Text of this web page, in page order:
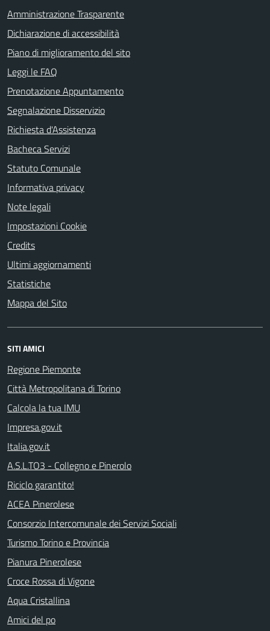
Amministrazione Trasparente
Dichiarazione di accessibilità
Piano di miglioramento del sito
Leggi le FAQ
Prenotazione Appuntamento
Segnalazione Disservizio
Richiesta d'Assistenza
Bacheca Servizi
Statuto Comunale
Informativa privacy
Note legali
Impostazioni Cookie
Credits
Ultimi aggiornamenti
Statistiche
Mappa del Sito
SITI AMICI
Regione Piemonte
Città Metropolitana di Torino
Calcola la tua IMU
Impresa.gov.it
Italia.gov.it
A.S.L.TO3 - Collegno e Pinerolo
Riciclo garantito!
ACEA Pinerolese
Consorzio Intercomunale dei Servizi Sociali
Turismo Torino e Provincia
Pianura Pinerolese
Croce Rossa di Vigone
Aqua Cristallina
Amici del po